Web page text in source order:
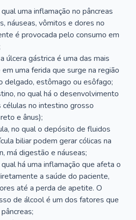
uma inflamação no pâncreas
náuseas, vômitos e dores no
é provocada pelo consumo em
úlcera gástrica é uma das mais
uma ferida que surge na região
delgado, estômago ou esôfago;
no qual há o desenvolvimento
no intestino grosso
e ânus);
no qual o depósito de fluidos
biliar podem gerar cólicas na
má digestão e náuseas;
há uma inflamação que afeta o
a saúde do paciente,
até a perda de apetite. O
de álcool é um dos fatores que